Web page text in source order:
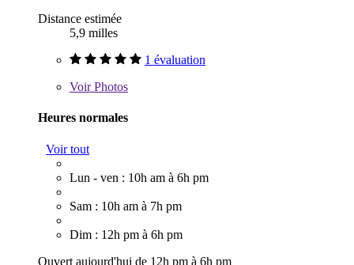
Distance estimée
5,9 milles
1 évaluation
VoirPhotos
Heures normales
Voir tout
Lun - ven : 10h am à 6h pm
Sam : 10h am à 7h pm
Dim : 12h pm à 6h pm
Ouvert aujourd'hui de 12h pm à 6h pm